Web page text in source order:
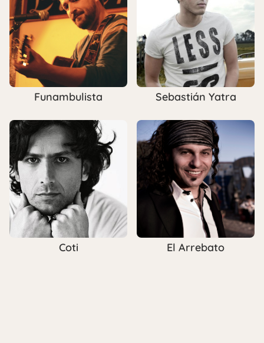
Funambulista Sebastián Yatra
Coti El Arrebato